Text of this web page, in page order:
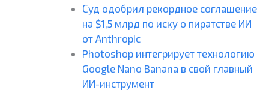
Суд одобрил рекордное соглашение
на $1,5 млрд по иску о пиратстве ИИ
от Anthropic
Photoshop интегрирует технологию
Google Nano Banana в свой главный
ИИ-инструмент